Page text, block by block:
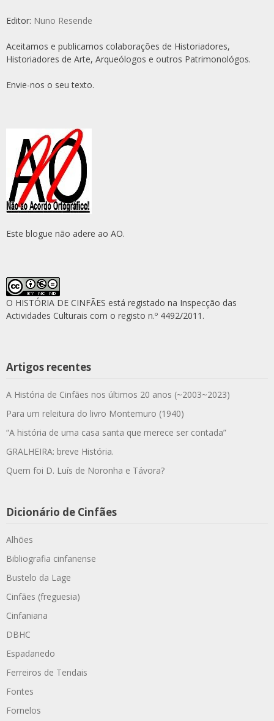
Editor: Nuno Resende
Aceitamos e publicamos colaborações de Historiadores,
Historiadores de Arte, Arqueólogos e outros Patrimonológos.
Envie-nos o seu texto.
Este blogue não adere ao AO.
O HISTÓRIA DE CINFÃES está registado na Inspecção das
Actividades Culturais com o registo n.º 4492/2011.
Artigos recentes
A História de Cinfães nos últimos 20 anos (~2003~2023)
Para um releitura do livro Montemuro (1940)
“A história de uma casa santa que merece ser contada”
GRALHEIRA: breve História.
Quem foi D. Luís de Noronha e Távora?
Dicionário de Cinfães
Alhões
Bibliografia cinfanense
Bustelo da Lage
Cinfães (freguesia)
Cinfaniana
DBHC
Espadanedo
Ferreiros de Tendais
Fontes
Fornelos